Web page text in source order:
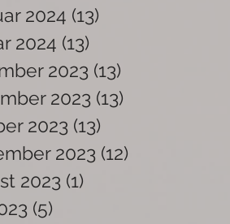
2024 (13)
2024 (13)
2023 (13)
2023 (13)
2023 (13)
2023 (12)
2023 (1)
(5)